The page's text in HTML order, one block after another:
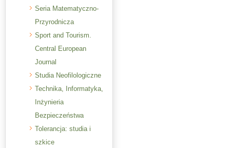
Seria Matematyczno-
Przyrodnicza
Sport and Tourism.
Central European
Journal
Studia Neofilologiczne
Technika, Informatyka,
Inżynieria
Bezpieczeństwa
Tolerancja: studia i
szkice